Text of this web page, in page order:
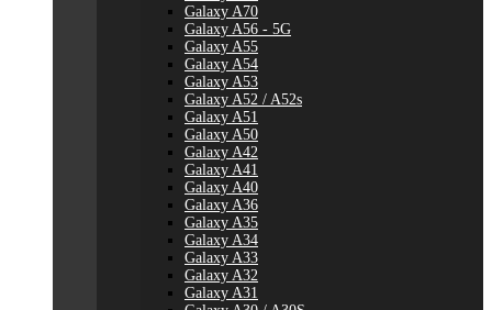
Galaxy A70
Galaxy A56 - 5G
Galaxy A55
Galaxy A54
Galaxy A53
Galaxy A52 / A52s
Galaxy A51
Galaxy A50
Galaxy A42
Galaxy A41
Galaxy A40
Galaxy A36
Galaxy A35
Galaxy A34
Galaxy A33
Galaxy A32
Galaxy A31